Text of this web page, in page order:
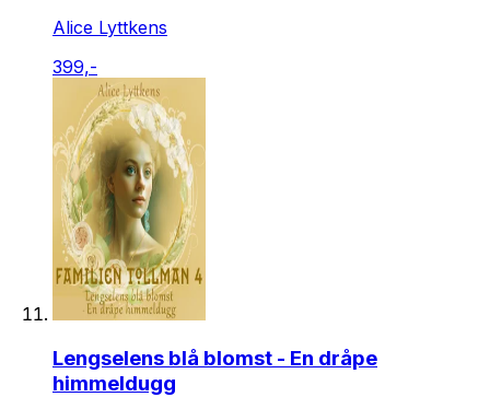
Alice Lyttkens
399,-
Lengselens blå blomst - En dråpe
himmeldugg